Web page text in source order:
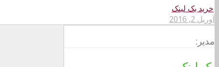
خرید بک لینک
آوریل 2, 2016
مدیر: